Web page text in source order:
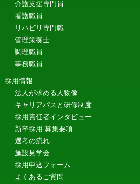
介護支援専門員
看護職員
リハビリ専門職
管理栄養士
調理職員
事務職員
採用情報
法人が求める人物像
キャリアパスと研修制度
採用責任者インタビュー
新卒採用 募集要項
選考の流れ
施設見学会
採用申込フォーム
よくあるご質問